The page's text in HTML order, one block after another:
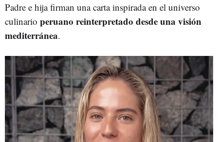
Padre e hija firman una carta inspirada en el universo
culinario peruano reinterpretado desde una visión
mediterránea.